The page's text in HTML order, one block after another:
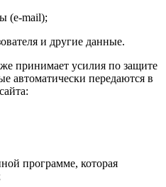
(e-mail);
и другие данные.
принимает усилия по защите
автоматически передаются в
программе, которая